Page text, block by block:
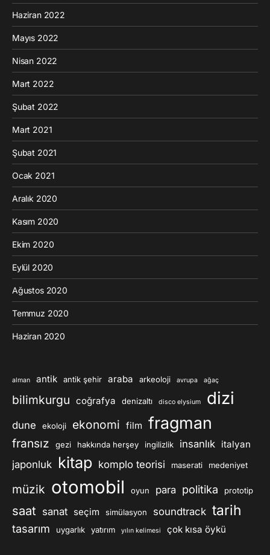
Haziran 2022
Mayıs 2022
Nisan 2022
Mart 2022
Şubat 2022
Mart 2021
Şubat 2021
Ocak 2021
Aralık 2020
Kasım 2020
Ekim 2020
Eylül 2020
Ağustos 2020
Temmuz 2020
Haziran 2020
alman antik antik şehir araba arkeoloji avrupa ağaç
bilimkurgu coğrafya denizaltı disco elysium dizi
dune ekoloji ekonomi film fragman
fransız gezi hakkında herşey ingilizlik insanlık italyan
japonluk kitap komplo teorisi maserati medeniyet
müzik otomobil oyun para politika prototip
saat sanat seçim simülasyon soundtrack tarih
tasarım uygarlık yatırım yılın kelimesi çok kısa öykü